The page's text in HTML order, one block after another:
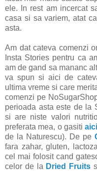
ele. In rest am incercat
casa si sa variem, atat
asta.
Am dat cateva comenzi
Insta Stories pentru ca
am de gand sa mananc
va spun si aici de
ultima vreme si care
comenzi pe
perioada asta este de la
si are niste valori
preferata mea, o gasitiaici
de la Naturescu). De pe
fara zahar, gluten,
cel mai folosit cand
celor de la Dried Fruits